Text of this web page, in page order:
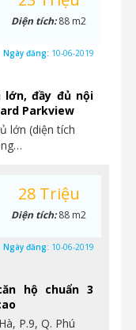
lớn, đầy đủ nội
Parkview
lớn (diện tích
Diện tích:88 m2
Ngày đăng: 10-06-2019
hộ chuẩn 3
P.9, Q. Phú
28 Triệu
Diện tích:88 m2
Ngày đăng: 10-06-2019